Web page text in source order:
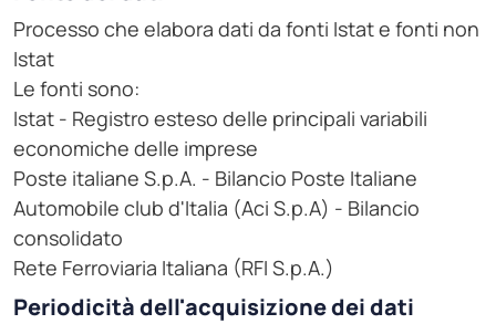
Processo che elabora dati da fonti Istat e fonti non
Istat
Le fonti sono:
Istat - Registro esteso delle principali variabili
economiche delle imprese
Poste italiane S.p.A. - Bilancio Poste Italiane
Automobile club d'Italia (Aci S.p.A) - Bilancio
consolidato
Rete Ferroviaria Italiana (RFI S.p.A.)
Periodicità dell'acquisizione dei dati